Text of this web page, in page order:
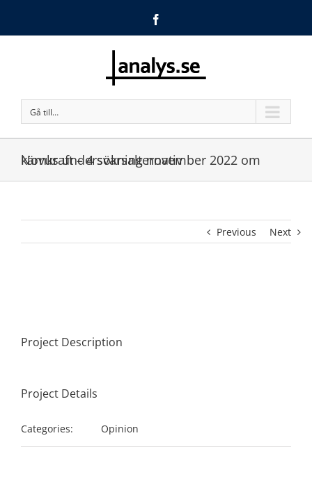
Gå till…
Novus undersökning november 2022 om kärnkraft – 4 svarsalternativ
Previous Next
Project Description
Project Details
Categories: Opinion